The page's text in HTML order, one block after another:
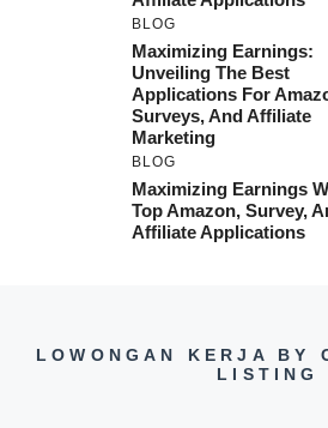
BLOG
Maximizing Earnings:
Unveiling The Best
Applications For
Surveys, And Affiliate
Marketing
BLOG
Maximizing Earnings
Top Amazon, Survey,
Affiliate Applications
LOWONGAN KERJA BY
LISTING